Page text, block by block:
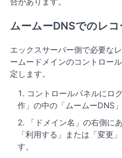
ムームーDNSでのレ
エックスサーバー側で必要な
ームードメインのコントロー
定します。
コントロールパネルにロ
作」の中の「ムームーDNS
「ドメイン名」の右側に
「利用する」または「変更
す。